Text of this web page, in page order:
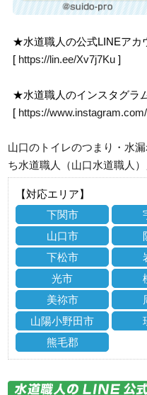
★水道職人の公式LINEアカ
[ https://lin.ee/Xv7j7Ku ]
★水道職人のインスタグラ
[ https://
山口のトイレのつまり・水
ち水道職人（山口水道職人）
【対応エリア】
下関市
山口市
下松市
光市
美祢市
山陽小野田市
熊毛郡